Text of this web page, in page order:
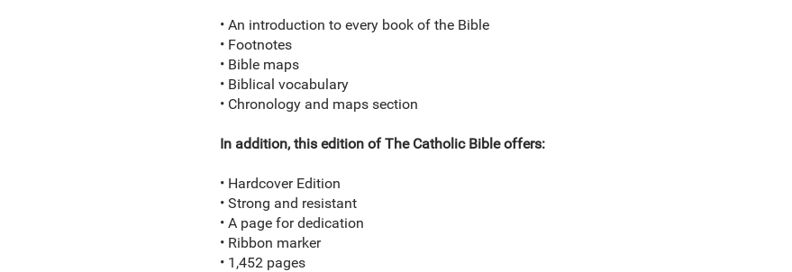
• An introduction to every book of the Bible
• Footnotes
• Bible maps
• Biblical vocabulary
• Chronology and maps section
In addition, this edition of The Catholic Bible offers:
• Hardcover Edition
• Strong and resistant
• A page for dedication
• Ribbon marker
• 1,452 pages